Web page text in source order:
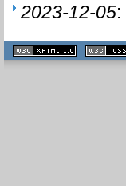
2023-12-05:
XHTML
1.1 valide
2.0 valide